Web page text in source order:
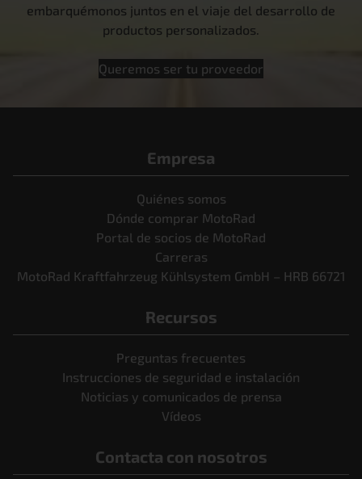
embarquémonos juntos en el viaje del desarrollo de
productos personalizados.
Queremos ser tu proveedor
Empresa
Quiénes somos
Dónde comprar MotoRad
Portal de socios de MotoRad
Carreras
MotoRad Kraftfahrzeug Kühlsystem GmbH – HRB 66721
Recursos
Preguntas frecuentes
Instrucciones de seguridad e instalación
Noticias y comunicados de prensa
Vídeos
Contacta con nosotros